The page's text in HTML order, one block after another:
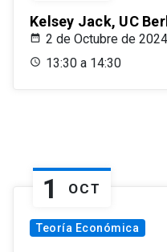
Kelsey Jack, UC
2 de Octubre de 2024
13:30 a 14:30
1 OCT
Teoría Económica